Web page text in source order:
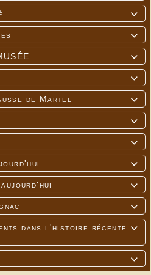





de Martel






dans l'histoire récente
